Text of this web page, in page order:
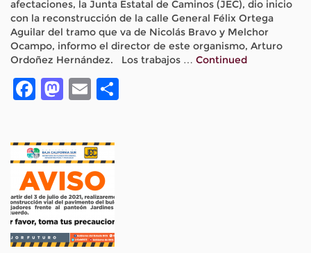
afectaciones, la Junta Estatal de Caminos (JEC), dio inicio
con la reconstrucción de la calle General Félix Ortega
Aguilar del tramo que va de Nicolás Bravo y Melchor
Ocampo, informo el director de este organismo, Arturo
Ordoñez Hernández. Los trabajos … Continued
Facebook
Mastodon
Email